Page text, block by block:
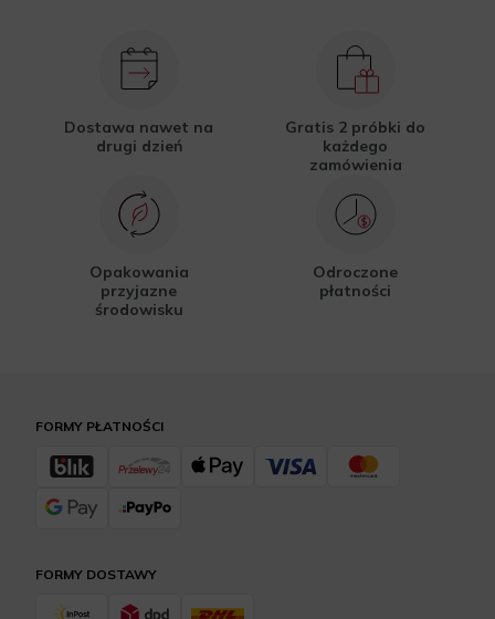
Dostawa nawet na
drugi dzień
Gratis 2 próbki do
każdego
zamówienia
Opakowania
przyjazne
środowisku
Odroczone
płatności
FORMY DOSTAWY
FORMY PŁATNOŚCI